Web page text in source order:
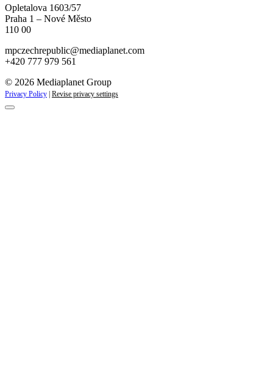
Opletalova 1603/57
Praha 1 – Nové Město
110 00
mpczechrepublic@mediaplanet.com
+420 777 979 561
© 2026 Mediaplanet Group
Privacy Policy | Revise privacy settings